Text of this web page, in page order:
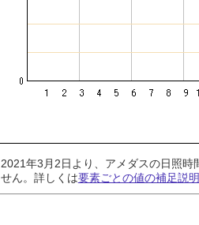
2021年3月2日より、アメダスの日照
せん。詳しくは要素ごとの値の補足説明